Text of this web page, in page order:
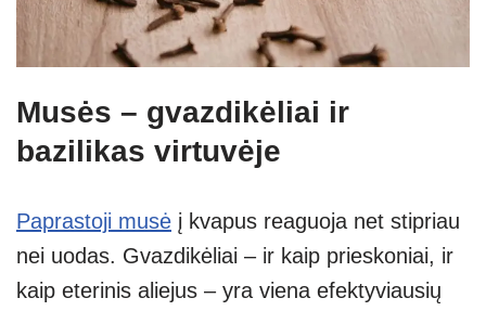
Musės – gvazdikėliai ir
bazilikas virtuvėje
Paprastoji musė į kvapus reaguoja net stipriau
nei uodas. Gvazdikėliai – ir kaip prieskoniai, ir
kaip eterinis aliejus – yra viena efektyviausių